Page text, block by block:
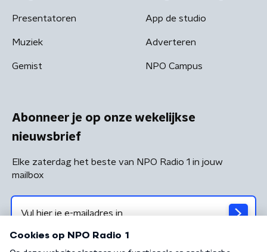
Presentatoren
Muziek
Gemist
App de studio
Adverteren
NPO Campus
Abonneer je op onze wekelijkse
nieuwsbrief
Elke zaterdag het beste van NPO Radio 1 in jouw
mailbox